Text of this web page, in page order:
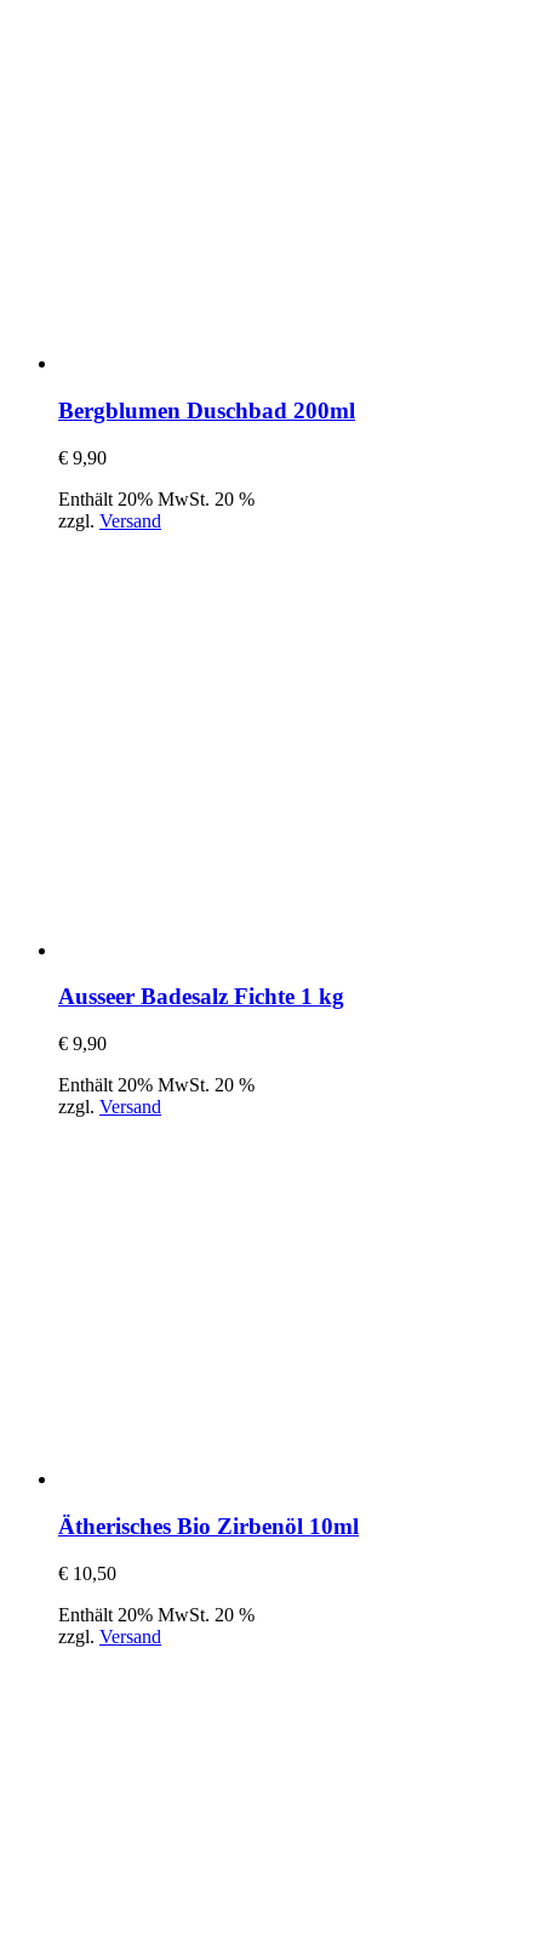
Bergblumen Duschbad 200ml
€ 9,90
Enthält 20% MwSt. 20 %
zzgl. Versand
Ausseer Badesalz Fichte 1 kg
€ 9,90
Enthält 20% MwSt. 20 %
zzgl. Versand
Ätherisches Bio Zirbenöl 10ml
€ 10,50
Enthält 20% MwSt. 20 %
zzgl. Versand